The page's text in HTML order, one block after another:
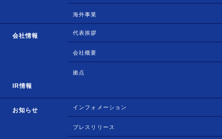
海外事業
会社情報 代表挨拶
会社概要
拠点
IR情報
お知らせ インフォメーション
プレスリリース